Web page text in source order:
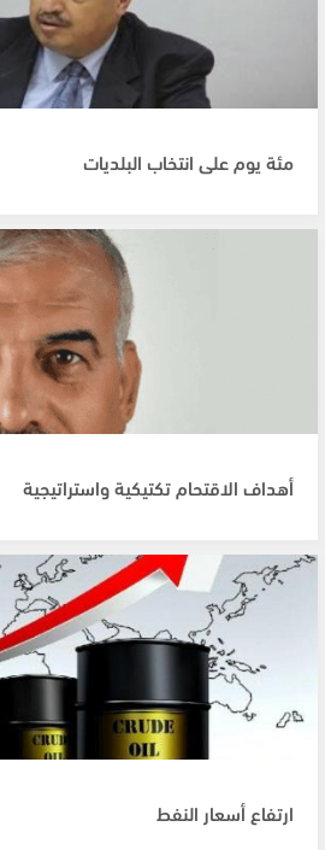
مئة يوم على انتخاب البلديات
أهداف الاقتحام تكتيكية واستراتيجية
ارتفاع أسعار النفط